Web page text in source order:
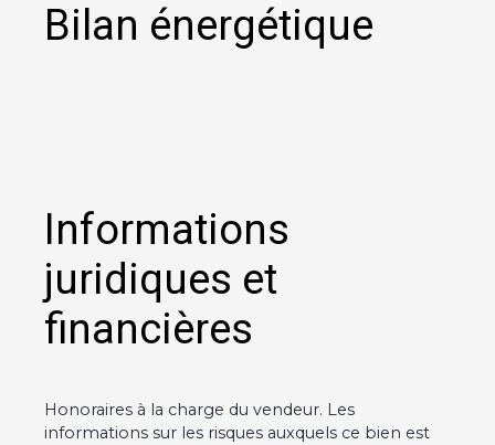
Bilan énergétique
Informations
juridiques et
financières
Honoraires à la charge du vendeur. Les
informations sur les risques auxquels ce bien est